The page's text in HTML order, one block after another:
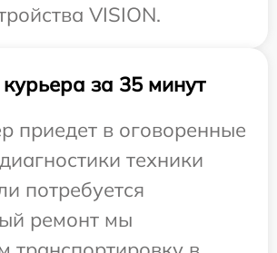
VISION.
за 35 минут
приедет в оговоренные
техники
потребуется
ремонт мы